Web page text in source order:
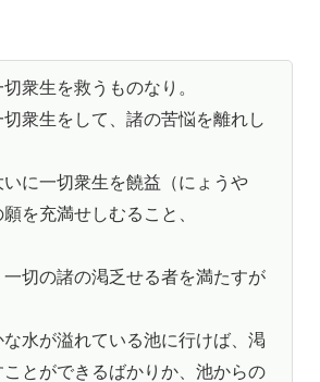
衆生を救うものなり。
衆生をして、諸の苦悩を離れし
いに一切衆生を饒益（にょうや
を充満せしむること、
切の諸の渇乏せる者を満たすが
な水が溢れている池に行けば、渇
とができるばかりか、池からの